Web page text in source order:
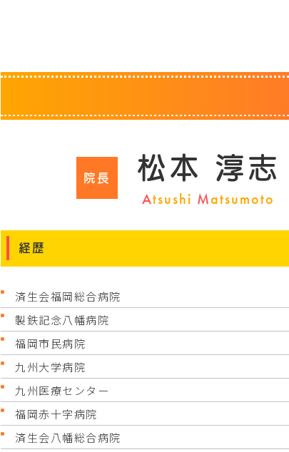
院長 松本 淳志
Atsushi Matsumoto
経歴
済生会福岡総合病院
製鉄記念八幡病院
福岡市民病院
九州大学病院
九州医療センター
福岡赤十字病院
済生会八幡総合病院